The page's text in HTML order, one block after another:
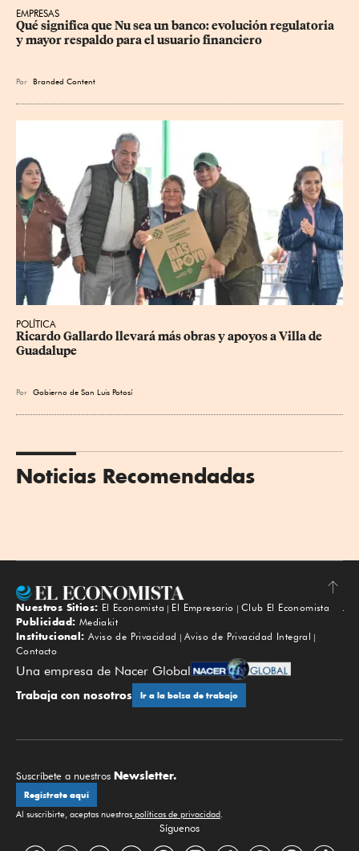
EMPRESAS
Qué significa que Nu sea un banco: evolución regulatoria
y mayor respaldo para el usuario financiero
Por Branded Content
POLÍTICA
Ricardo Gallardo llevará más obras y apoyos a Villa de
Guadalupe
Por Gobierno de San Luis Potosí
Noticias Recomendadas
Subir
Nuestros Sitios: El Economista El Empresario
Club El Economista
Publicidad: Mediakit
Institucional: Aviso de Privacidad
Aviso de Privacidad Integral
Contacto
Una empresa de Nacer Global
Trabaja con nosotros Ir a la bolsa de trabajo
Suscríbete a nuestros Newsletter.
Regístrate aquí
Al suscribirte, aceptas nuestras políticas de privacidad.
Síguenos